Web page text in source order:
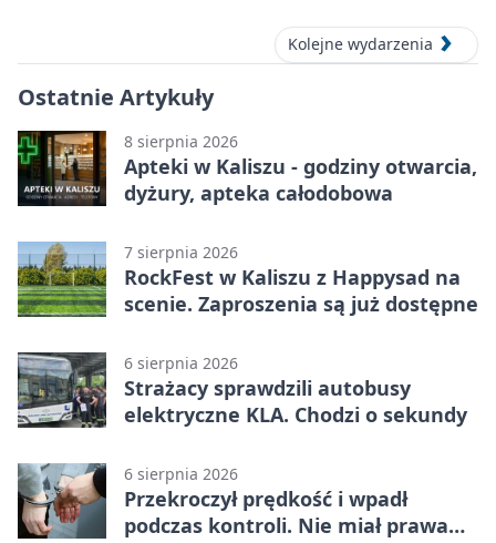
Kolejne wydarzenia
Ostatnie Artykuły
8 sierpnia 2026
Apteki w Kaliszu - godziny otwarcia,
dyżury, apteka całodobowa
7 sierpnia 2026
RockFest w Kaliszu z Happysad na
scenie. Zaproszenia są już dostępne
6 sierpnia 2026
Strażacy sprawdzili autobusy
elektryczne KLA. Chodzi o sekundy
6 sierpnia 2026
Przekroczył prędkość i wpadł
podczas kontroli. Nie miał prawa